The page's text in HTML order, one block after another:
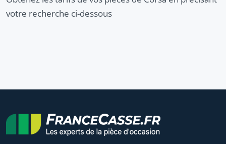
votre recherche ci-dessous